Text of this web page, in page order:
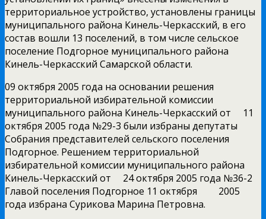
территориальное устройство, установлены границы
муниципального района Кинель-Черкасский, в его
состав вошли 13 поселений, в том числе сельское
поселение Подгорное муниципального района
Кинель-Черкасский Самарской области.
09 октября 2005 года на основании решения
территориальной избирательной комиссии
муниципального района Кинель-Черкасский от 11
октября 2005 года №29-3 были избраны депутаты
Собрания представителей сельского поселения
Подгорное. Решением территориальной
избирательной комиссии муниципального района
Кинель-Черкасский от 24 октября 2005 года №36-2
Главой поселения Подгорное 11 октября 2005
года избрана Сурикова Марина Петровна.